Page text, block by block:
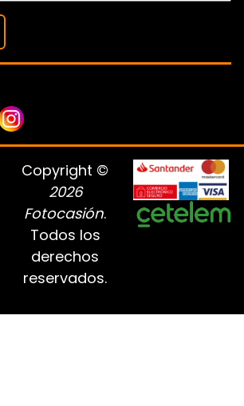
Copyright ©
2026
Fotocasión.
Todos los
derechos
reservados.